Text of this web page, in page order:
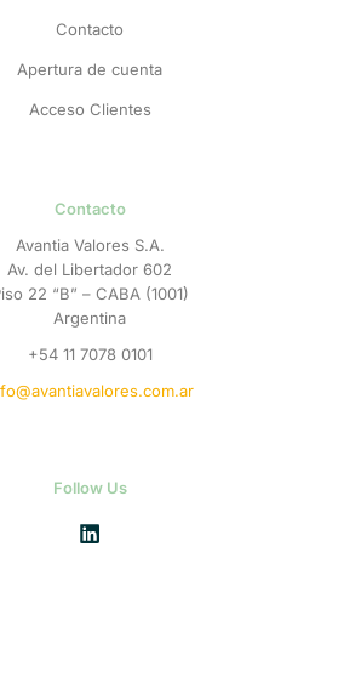
Contacto
Apertura de cuenta
Acceso Clientes
Contacto
Avantia Valores S.A.
Av. del Libertador 602
22 “B” – CABA (1001)
Argentina
+54 11 7078 0101
Follow Us